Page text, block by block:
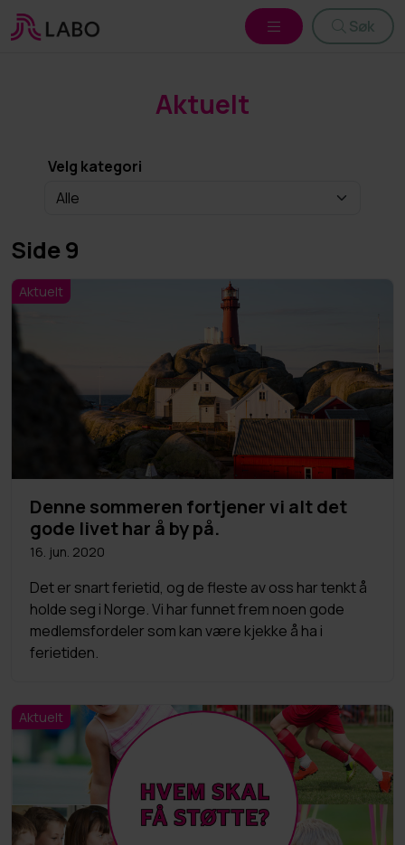
Søk
Aktuelt
Velg kategori
Side 9
Aktuelt
Denne sommeren fortjener vi alt det
gode livet har å by på.
16. jun. 2020
Det er snart ferietid, og de fleste av oss har tenkt å
holde seg i Norge. Vi har funnet frem noen gode
medlemsfordeler som kan være kjekke å ha i
ferietiden.
Aktuelt